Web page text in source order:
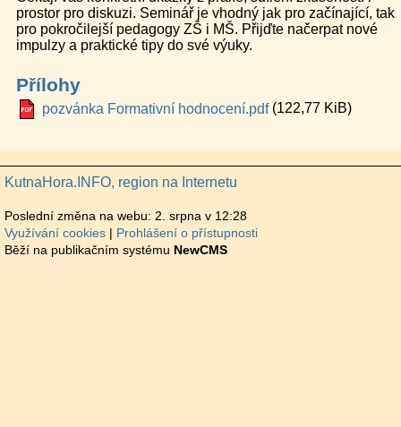
prostor pro diskuzi. Seminář je vhodný jak pro začínající, tak
pro pokročilejší pedagogy ZŠ i MŠ. Přijďte načerpat nové
impulzy a praktické tipy do své výuky.
Přílohy
pozvánka Formativní hodnocení.pdf(122,77 KiB)
KutnaHora.INFO, region na Internetu
Poslední změna na webu: 2. srpna v 12:28
Využívání cookies
Prohlášení o přístupnosti
Běží na publikačním systému NewCMS